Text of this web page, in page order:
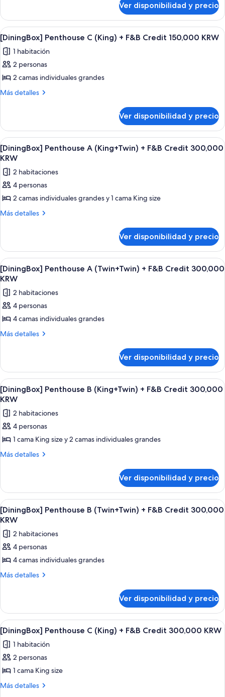
(King)
+
F&B
Credit
150,000
KRW
Penthouse
C
(King)
+
F&B
Credit
KRW
Ver disponibilidad y precio
Ver
todas
las
fotos
de
[DiningBox]
(King)
+
F&B
Credit
150,000
KRW
Un balcón con sillas de mimbre y
5
[DiningBox] Penthouse C (King) + F&B Credit 150,000 KRW
1 habitación
2 personas
2 camas individuales grandes
Más detalles
Más
Penthouse
C
(King)
+
Credit
150,000
Ver disponibilidad y precio
Ver
todas
las
fotos
de
[DiningBox]
Penthouse
+
F&B
Credit
300,000
KRW
Un balcón con sillas de mimbre y
5
[DiningBox] Penthouse A (King+Twin) + F&B Credit 300,000
KRW
2 habitaciones
4 personas
2 camas individuales grandes y 1 cama King size
Más detalles
Más
Penthouse
A
(King+Twin)
+
Credit
300,000
Ver disponibilidad y precio
Ver
todas
las
fotos
de
[DiningBox]
Penthouse
+
F&B
Credit
300,000
KRW
Un balcón con sillas de mimbre y
6
[DiningBox] Penthouse A (Twin+Twin) + F&B Credit 300,000
KRW
2 habitaciones
4 personas
4 camas individuales grandes
Más detalles
Más
Penthouse
A
(Twin+Twin)
+
Credit
300,000
Ver disponibilidad y precio
Ver
todas
las
fotos
de
[DiningBox]
Penthouse
+
F&B
Credit
300,000
KRW
Un balcón con sillas de mimbre y
4
[DiningBox] Penthouse B (King+Twin) + F&B Credit 300,000
KRW
2 habitaciones
4 personas
1 cama King size y 2 camas individuales grandes
Más detalles
Más
Penthouse
B
(King+Twin)
+
Credit
300,000
Ver disponibilidad y precio
Ver
todas
las
fotos
de
[DiningBox]
Penthouse
+
F&B
Credit
300,000
KRW
Una habitación de hotel moderna
6
[DiningBox] Penthouse B (Twin+Twin) + F&B Credit 300,000
KRW
2 habitaciones
4 personas
4 camas individuales grandes
Más detalles
Más
Penthouse
B
(Twin+Twin)
+
F&B
Credit
KRW
Ver disponibilidad y precio
Ver
todas
las
fotos
de
[DiningBox]
Un balcón con sillas de mimbre y
3
[DiningBox] Penthouse C (King) + F&B Credit 300,000 KRW
1 habitación
2 personas
1 cama King size
Más detalles
Más